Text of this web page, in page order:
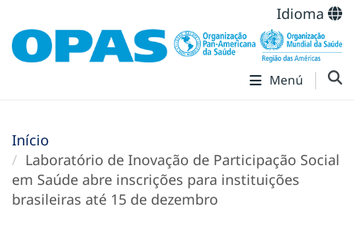
Idioma
Menú
Início
Laboratório de Inovação de Participação Social
em Saúde abre inscrições para instituições
brasileiras até 15 de dezembro